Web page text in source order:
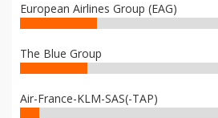
European Airlines Group (EAG)
The Blue Group
Air-France-KLM-SAS(-TAP)